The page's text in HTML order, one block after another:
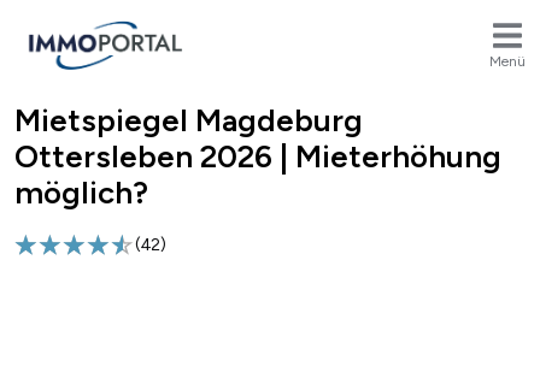
Menü
Breadcrumb
Mietspiegel Magdeburg
Ottersleben 2026 | Mieterhöhung
möglich?
(42)